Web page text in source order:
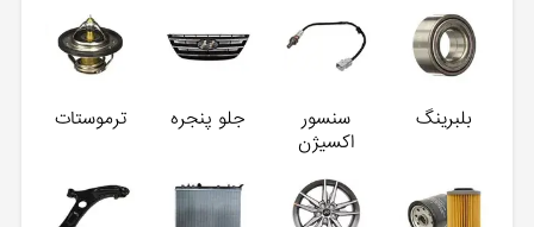
بلبرینگ
سنسور
اکسیژن
جلو پنجره ترموستات